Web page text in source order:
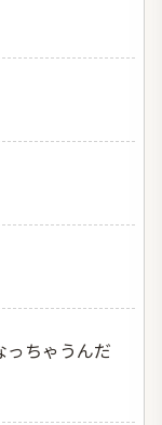
っちゃうんだ